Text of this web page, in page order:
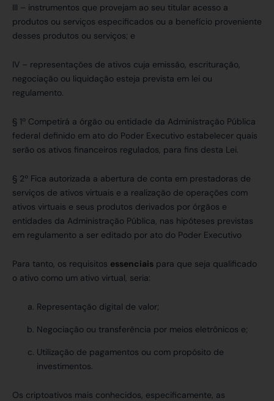
III – instrumentos que provejam ao seu titular acesso a
produtos ou serviços especificados ou a benefício proveniente
desses produtos ou serviços; e
IV – representações de ativos cuja emissão, escrituração,
negociação ou liquidação esteja prevista em lei ou
regulamento.
§ 1º Competirá a órgão ou entidade da Administração Pública
federal definido em ato do Poder Executivo estabelecer quais
serão os ativos financeiros regulados, para fins desta Lei.
§ 2º Fica autorizada a abertura de conta em prestadoras de
serviços de ativos virtuais e a realização de operações com
ativos virtuais e seus produtos derivados por órgãos e
entidades da Administração Pública, nas hipóteses previstas
em regulamento a ser editado por ato do Poder Executivo
Para tanto, os requisitos essenciais para que seja qualificado
o ativo como um ativo virtual, seria:
Representação digital de valor;
Negociação ou transferência por meios eletrônicos e;
Utilização de pagamentos ou com propósito de
investimentos.
Os criptoativos mais conhecidos, especificamente, as